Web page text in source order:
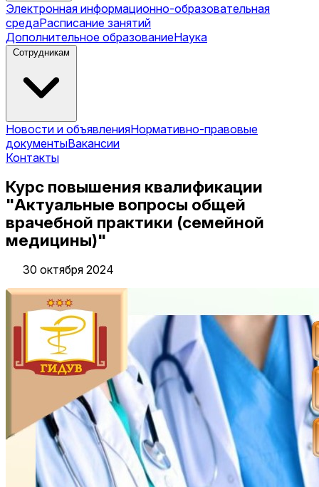
Электронная информационно-образовательная
средаРасписание занятий
Дополнительное образованиеНаука
Сотрудникам
Новости и объявленияНормативно-правовые
документыВакансии
Контакты
Курс повышения квалификации
"Актуальные вопросы общей
врачебной практики (семейной
медицины)"
30 октября 2024